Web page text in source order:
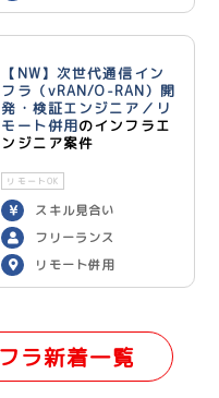
ン）
【NW】次世代通信イン
フラ（vRAN/O-RAN）開
発・検証エンジニア／リ
モート併用のインフラエ
ンジニア案件
リモートOK
スキル見合い
フリーランス
リモート併用
ラ新着一覧